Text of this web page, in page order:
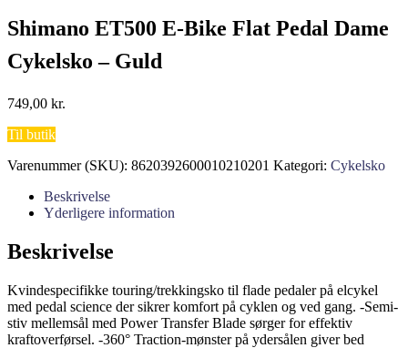
Shimano ET500 E-Bike Flat Pedal Dame
Cykelsko – Guld
749,00 kr.
Til butik
Varenummer (SKU): 8620392600010210201 Kategori: Cykelsko
Beskrivelse
Yderligere information
Beskrivelse
Kvindespecifikke touring/trekkingsko til flade pedaler på elcykel
med pedal science der sikrer komfort på cyklen og ved gang. -Semi-
stiv mellemsål med Power Transfer Blade sørger for effektiv
kraftoverførsel. -360° Traction-mønster på ydersålen giver bed